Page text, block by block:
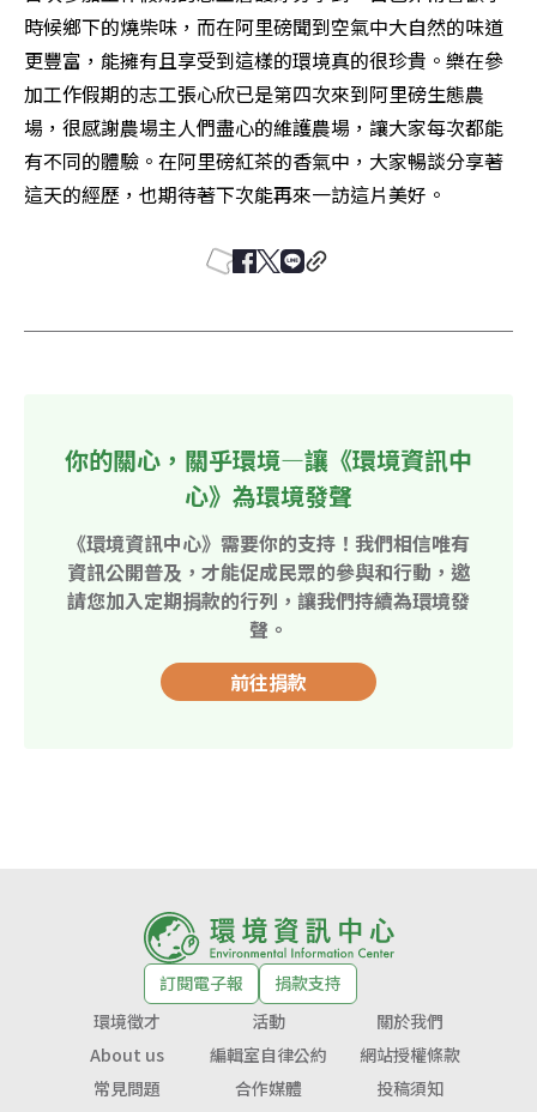
時候鄉下的燒柴味，而在阿里磅聞到空氣中大自然的味道
更豐富，能擁有且享受到這樣的環境真的很珍貴。樂在參
加工作假期的志工張心欣已是第四次來到阿里磅生態農
場，很感謝農場主人們盡心的維護農場，讓大家每次都能
有不同的體驗。在阿里磅紅茶的香氣中，大家暢談分享著
這天的經歷，也期待著下次能再來一訪這片美好。
你的關心，關乎環境—讓《環境資訊中
心》為環境發聲
《環境資訊中心》需要你的支持！我們相信唯有
資訊公開普及，才能促成民眾的參與和行動，邀
請您加入定期捐款的行列，讓我們持續為環境發
聲。
前往捐款
訂閱電子報
捐款支持
環境徵才
活動
關於我們
About us
編輯室自律公約
網站授權條款
常見問題
合作媒體
投稿須知